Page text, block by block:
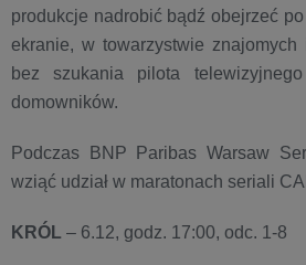
produkcje nadrobić bądź obejrzeć
ekranie, w towarzystwie znajomych
bez szukania pilota
domowników.
Podczas BNP Paribas Warsaw
wziąć udział w maratonach seriali
KRÓL – 6.12, godz. 17:00, odc. 1-8